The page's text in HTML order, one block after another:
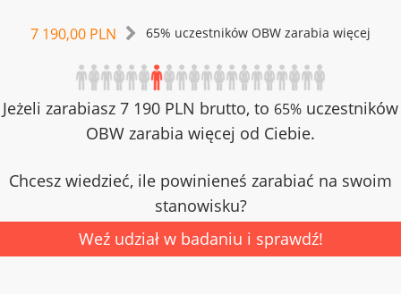
7 190,00 PLN 65% uczestników OBW zarabia więcej
Jeżeli zarabiasz 7 190 PLN brutto, to 65% uczestników
OBW zarabia więcej od Ciebie.
Chcesz wiedzieć, ile powinieneś zarabiać na swoim
stanowisku?
Weź udział w badaniu i sprawdź!